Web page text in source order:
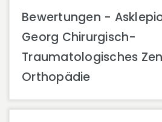
Bewertungen -
Georg Chirurgisch-
Traumatologisches
Orthopädie